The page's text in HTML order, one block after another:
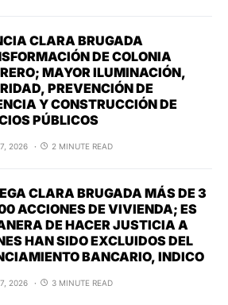
CLARA BRUGADA
DE COLONIA
MAYOR ILUMINACIÓN,
PREVENCIÓN DE
Y CONSTRUCCIÓN DE
PÚBLICOS
2026 2 MINUTE READ
CLARA BRUGADA MÁS DE 3
ACCIONES DE VIVIENDA; ES
DE HACER JUSTICIA A
HAN SIDO EXCLUIDOS DEL
BANCARIO, INDICO
2026 3 MINUTE READ